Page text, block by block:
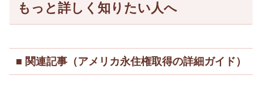
もっと詳しく知りたい人へ
■ 関連記事（アメリカ永住権取得の詳細ガイド）